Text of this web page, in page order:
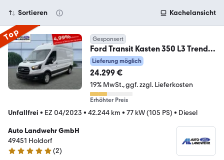
Sortieren Kachelansicht
Top Gesponsert
Ford Transit Kasten 350 L3 Trend
2.0 TDCi DPF EU6d AH
Lieferung möglich
24.299 €
19% MwSt. ggf. zzgl. Lieferkosten
Erhöhter Preis
Unfallfrei • EZ 04/2023 • 42.244 km • 77 kW (105 PS) • Diesel
Auto Landwehr GmbH
49451 Holdorf
5 Sterne
(2)